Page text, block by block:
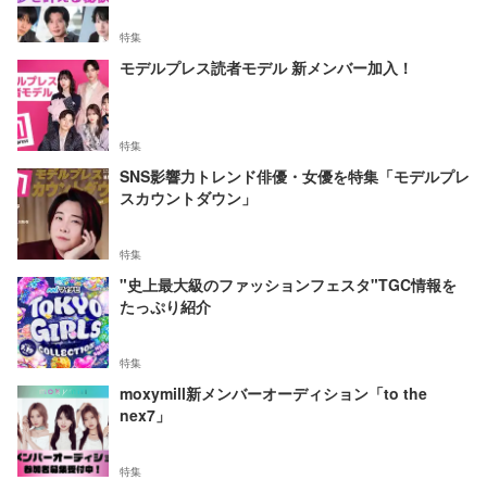
特集
モデルプレス読者モデル 新メンバー加入！
特集
SNS影響力トレンド俳優・女優を特集「モデルプレ
スカウントダウン」
特集
"史上最大級のファッションフェスタ"TGC情報を
たっぷり紹介
特集
moxymill新メンバーオーディション「to the
nex7」
特集